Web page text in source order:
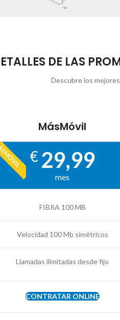
DE LAS
Descubre los
MásMóvil
€ 29,99
mes
FIBRA 100 MB
Velocidad 100 Mb simétricos
Llamadas ilimitadas desde fijo
CONTRATAR ONLINE